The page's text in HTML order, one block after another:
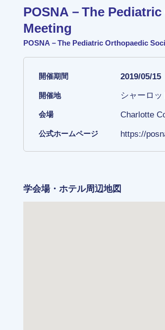
POSNA－The
Meeting
POSNA－The Pediatric Orthopaedic
開催期間 2019/05/15
開催地 シャーロッ
会場 Charlotte
公式ホームページ https://
学会場・ホテル周辺地図